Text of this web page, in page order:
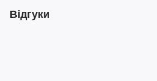
Відгуки